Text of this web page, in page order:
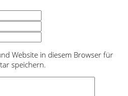
Website in diesem Browser für
speichern.